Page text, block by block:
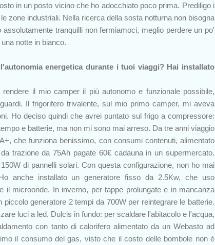
in un posto vicino che ho adocchiato poco prima. Prediligo i
zone industriali. Nella ricerca della sosta notturna non bisogna
tranquilli non fermiamoci, meglio perdere un po'
notte in bianco.
energetica durante i tuoi viaggi? Hai installato
il mio camper il più autonomo e funzionale possibile,
Il frigorifero trivalente, sul mio primo camper, mi aveva
Ho deciso quindi che avrei puntato sul frigo a compressore:
e batterie, ma non mi sono mai arreso. Da tre anni viaggio
che funziona benissimo, con consumi contenuti, alimentato
trazione da 75Ah pagate 60€ cadauna in un supermercato.
di pannelli solari. Con questa configurazione, non ho mai
anche installato un generatore fisso da 2.5Kw, che uso
il microonde. In inverno, per tappe prolungate e in mancanza
generatore 2 tempi da 700W per reintegrare le batterie.
luci a led. Dulcis in fundo: per scaldare l'abitacolo e l'acqua,
con tanto di calorifero alimentato da un Webasto ad
il consumo del gas, visto che il costo delle bombole non è